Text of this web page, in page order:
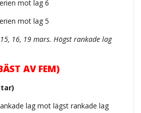
mot lag 6
mot lag 5
16, 19 mars. Högst rankade lag
AV FEM)
lag mot lägst rankade lag